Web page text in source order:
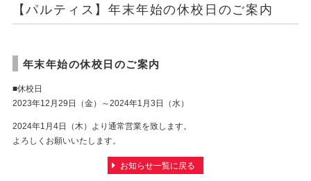
【パルティス】年末年始の休校日のご案内
年末年始の休校日のご案内
■休校日
2023年12月29日（金）～2024年1月3日（水）
2024年1月4日（木）より通常営業を致します。
よろしくお願いいたします。
お知らせ一覧に戻る